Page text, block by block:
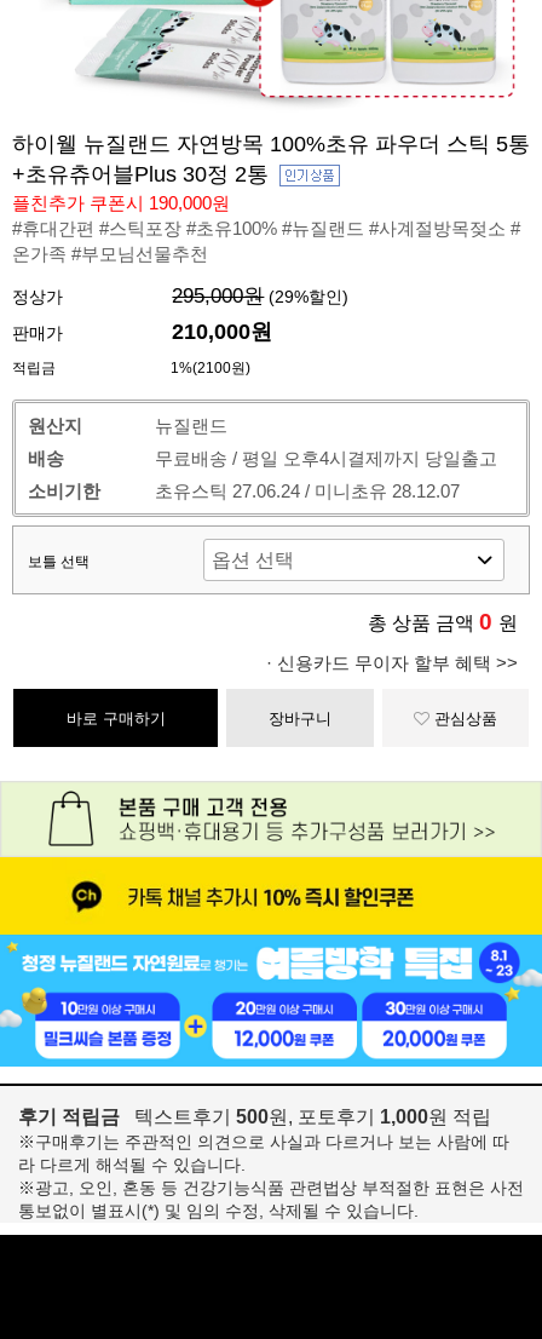
하이웰 뉴질랜드 자연방목 100%초유 파우더 스틱 5통
+초유츄어블Plus 30정 2통
플친추가 쿠폰시 190,000원
#휴대간편 #스틱포장 #초유100% #뉴질랜드 #사계절방목젖소 #
온가족 #부모님선물추천
정상가 295,000원 (29%할인)
판매가
210,000원
적립금 1%(2100원)
원산지
뉴질랜드
배송
무료배송 / 평일 오후4시결제까지 당일출고
소비기한
초유스틱 27.06.24 / 미니초유 28.12.07
보틀 선택
총 상품 금액 0 원
· 신용카드 무이자 할부 혜택 >>
바로 구매하기 장바구니 관심상품
후기 적립금 텍스트후기 500원, 포토후기 1,000원 적립
※구매후기는 주관적인 의견으로 사실과 다르거나 보는 사람에 따
라 다르게 해석될 수 있습니다.
※광고, 오인, 혼동 등 건강기능식품 관련법상 부적절한 표현은 사전
통보없이 별표시(*) 및 임의 수정, 삭제될 수 있습니다.